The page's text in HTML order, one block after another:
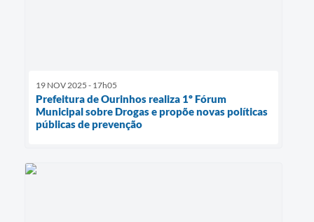
19 NOV 2025 - 17h05
Prefeitura de Ourinhos realiza 1º Fórum
Municipal sobre Drogas e propõe novas políticas
públicas de prevenção